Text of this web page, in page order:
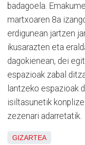
badagoela.
martxoaren 8a
erdigunean jartzen
ikusarazten eta
dagokienean, dei
espazioak zabal
lantzeko espazioak
isiltasunetik
zezenari adarretatik.
GIZARTEA